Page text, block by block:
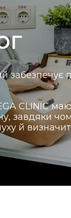
CLINIC
завдяки
й